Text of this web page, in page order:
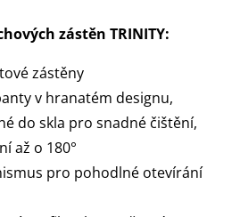
zástěn TRINITY:
zástěny
v hranatém designu,
do skla pro snadné čištění,
až o 180°
pro pohodlné otevírání